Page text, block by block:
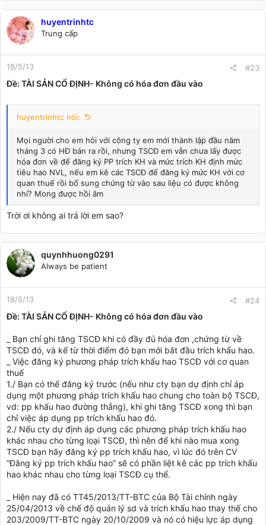
huyentrinhtc
Trung cấp
18/5/13 #23
Ðề: TÀI SẢN CỐ ĐỊNH- Không có hóa đơn đầu vào
huyentrinhtc nói:
Mọi người cho em hỏi với công ty em mới thành lập đầu năm
tháng 3 có HĐ bán ra rồi, nhưng TSCĐ em vẫn chưa lấy được
hóa đơn về để đăng ký PP trích KH và mức trích KH định mức
tiêu hao NVL, nếu em kê các TSCĐ để đăng ký mức KH với cơ
quan thuế rồi bổ sung chứng từ vào sau liệu có được không
nhỉ? Mong được hồi âm
Trời ơi không ai trả lời em sao?
quynhhuong0291
Always be patient
18/5/13 #24
Ðề: TÀI SẢN CỐ ĐỊNH- Không có hóa đơn đầu vào
_ Bạn chỉ ghi tăng TSCĐ khi có đầy đủ hóa đơn ,chứng từ về
TSCĐ đó, và kể từ thời điểm đó bạn mới bắt đầu trích khấu hao.
_ Việc đăng ký phương pháp trích khấu hao TSCĐ với cơ quan
thuế
1./ Bạn có thể đăng ký trước (nếu như cty bạn dự định chỉ áp
dụng một phương pháp trích khấu hao chung cho toàn bộ TSCĐ,
vd: pp khấu hao đường thẳng), khi ghi tăng TSCĐ xong thì bạn
chỉ việc áp dụng pp trích khấu hao đó.
2./ Nếu cty dự định áp dụng các phương pháp trích khấu hao
khác nhau cho từng loại TSCĐ, thì nên để khi nào mua xong
TSCĐ bạn hãy đăng ký pp trích khấu hao, vì lúc đó trên CV
“Đăng ký pp trích khấu hao” sẽ có phần liệt kê các pp trích khấu
hao khác nhau cho từng loại TSCĐ cụ thể.
_ Hiện nay đã có TT45/2013/TT-BTC của Bộ Tài chính ngày
25/04/2013 về chế độ quản lý sd và trích khấu hao thay thế cho
203/2009/TT-BTC ngày 20/10/2009 và nó có hiệu lực áp dụng